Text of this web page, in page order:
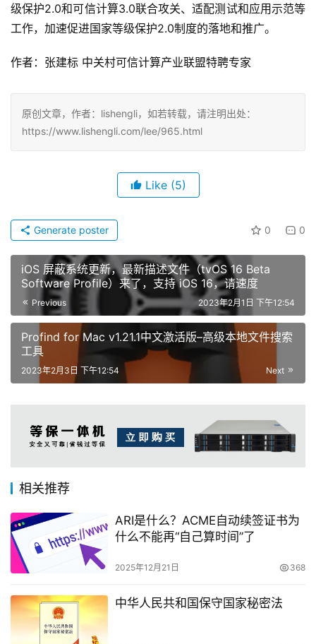
级保护2.0和可信计算3.0联合攻关、适配测试和应用示范等
工作，加速促进国家等级保护2.0制度的落地和推广。
作者：张建标 中关村可信计算产业联盟特聘专家
原创文章，作者：lishengli，如若转载，请注明出处：
https://www.lishengli.com/lee/965.html
Like (5)
0 0
Generate poster
iOS 屏蔽系统更新，最新描述文件（tvOS 16 Beta
Software Profile）来了，支持 iOS 16，请速度
Previous 2023年2月1日 下午12:54
Profind for Mac v1.21.1中文激活版–高级本地文件搜索
工具
Next
2023年2月3日 下午12:54
相关推荐
ARI是什么？ACME自动续签证书为
什么不能再“自己算时间”了
2025年12月21日 368
中华人民共和国保守国家秘密法